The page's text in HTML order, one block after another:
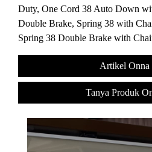
Duty, One Cord 38 Auto Down
Double Brake, Spring 38 with
Spring 38 Double Brake with
Artikel Onna
Tanya Produk